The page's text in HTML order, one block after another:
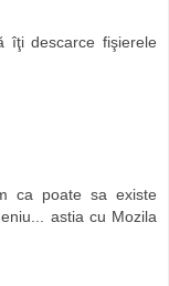
îţi descarce fişierele
ca poate sa existe
astia cu Mozila